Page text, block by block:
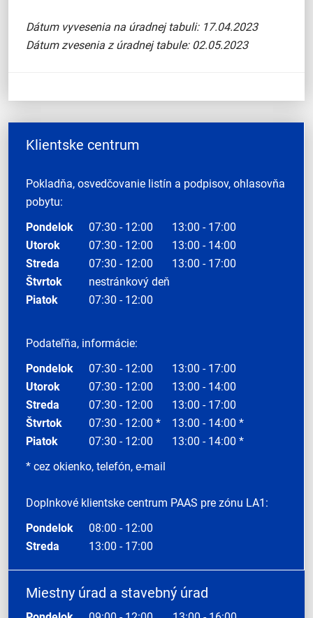
Dátum vyvesenia na úradnej tabuli: 17.04.2023
Dátum zvesenia z úradnej tabule: 02.05.2023
Klientske centrum
Pokladňa, osvedčovanie listín a podpisov, ohlasovňa
pobytu:
Pondelok
07:30 - 12:00
13:00 - 17:00
Utorok
07:30 - 12:00
13:00 - 14:00
Streda
07:30 - 12:00
13:00 - 17:00
Štvrtok
nestránkový deň
Piatok
07:30 - 12:00
Podateľňa, informácie:
Pondelok
07:30 - 12:00
13:00 - 17:00
Utorok
07:30 - 12:00
13:00 - 14:00
Streda
07:30 - 12:00
13:00 - 17:00
Štvrtok
07:30 - 12:00 *
13:00 - 14:00 *
Piatok
07:30 - 12:00
13:00 - 14:00 *
* cez okienko, telefón, e-mail
Doplnkové klientske centrum PAAS pre zónu LA1:
Pondelok
08:00 - 12:00
Streda
13:00 - 17:00
Miestny úrad a stavebný úrad